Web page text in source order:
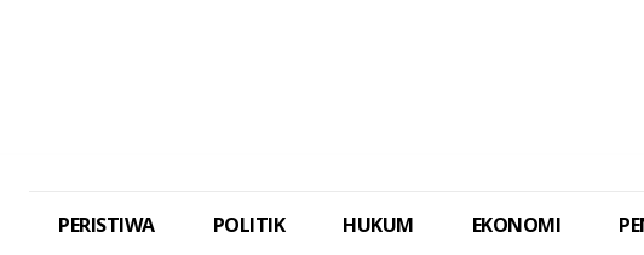
PERISTIWA POLITIK HUKUM EKONOMI